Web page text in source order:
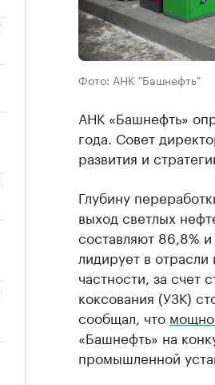
Фото: АНК "Башнефть"
АНК «Башнефть»
года. Совет
развития и
Глубину
выход светлых
составляют 86,8%
лидирует в
частности, за счет
коксования (УЗК)
сообщал, что
«Башнефть» на
промышленной